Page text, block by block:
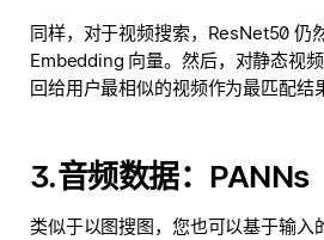
同样，对于视频搜索，ResNet50 仍
Embedding 向量。然后，对静态视
回给用户最相似的视频作为最匹配结
3.音频数据：PANNs
类似于以图搜图，您也可以基于输入